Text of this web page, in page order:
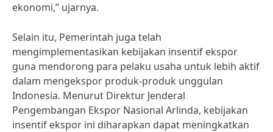
ekonomi,” ujarnya.
Selain itu, Pemerintah juga telah
mengimplementasikan kebijakan insentif ekspor
guna mendorong para pelaku usaha untuk lebih aktif
dalam mengekspor produk-produk unggulan
Indonesia. Menurut Direktur Jenderal
Pengembangan Ekspor Nasional Arlinda, kebijakan
insentif ekspor ini diharapkan dapat meningkatkan